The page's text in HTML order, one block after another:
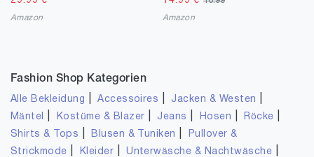
Amazon Amazon
Fashion Shop Kategorien
Alle Bekleidung |Accessoires Jacken & Westen
Mäntel Kostüme & Blazer Jeans Hosen Röcke
Shirts & Tops Blusen & Tuniken
Pullover &
Strickmode
Kleider |Unterwäsche & Nachtwäsche